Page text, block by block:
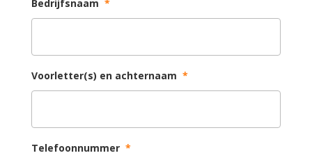
Bedrijfsnaam *
Voorletter(s) en achternaam *
Telefoonnummer *